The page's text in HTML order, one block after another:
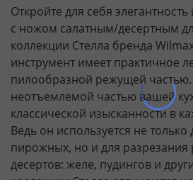
Откройте для себя
с ножом салатным/десертным
коллекции Стелла бренда
инструмент имеет практичное
пилообразной режущей
неотъемлемой частью вашей
классической изысканности в
Ведь он используется не только
пирожных, но и для разрезания
десертов: желе, пудингов и